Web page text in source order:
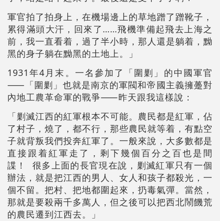
軍官拍了拍身上，在機場邊上的草地蹭了蹭靴子，
累得滿頭大汗，回來了……飛機準備起飛去上海之
前，我一直看着，過了半小時，那人還是躺着，黝
黑的身子躺在黝黑的土地上。」
1931年4月末。一名參加了「圍剿」的中國軍官
⸺「圍剿」也就是南京的軍閥和帝國主義擁躉對
內地工農革命軍的戰爭⸺昨天跟我這樣說：
「剿滅江西的紅軍根本不可能。農民都是紅軍，佔
了村子，燒了，都不行，那些農民就等着，有點空
子就背叛我們投奔紅軍了。一般來說，大多數都是
直接跟着紅軍走了，剩下幾個百分之百也是間
諜！ 很多上面的長官現在說，剿滅紅軍只有一個
辦法，就是把江西的男人、女人和孩子都殺光，一
個不留。把村、把地都圍起來，扔毒氣彈。當然，
那就是要殺兩千多萬人，但之後可以把西北鬧饑荒
的農民遷到江西去。」